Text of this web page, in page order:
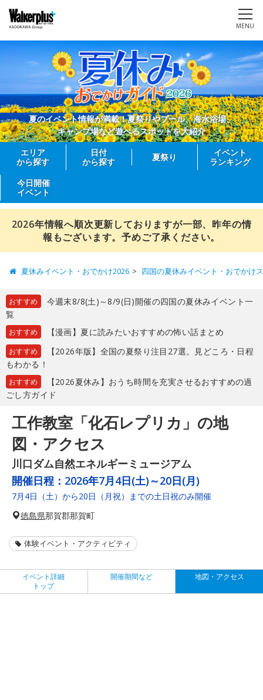
MENU
夏のイベント情報が満載！夏祭りやプール、海水浴場、
キャンプ場など遊べるスポットを大紹介
エリア
から探す
日付
から探す
夏祭り
イベント
ランキング
今日開催
イベント
2026年情報へ順次更新しておりますが一部、昨年の情
報もございます。予めご了承ください。
夏休みイベント・おでかけ2026 四国の夏休みイベント・おでかけ
おすすめ
今週末8/8(土)～8/9(日)開催の四国の夏休みイベント一
覧
おすすめ 【漫画】夏に読みたいおすすめの怖い話まとめ
おすすめ
【2026年版】全国の夏祭り注目27選。見どころ・日程
もわかる！
おすすめ
【2026夏休み】おうち時間を充実させるおすすめの過
ごし方ガイド
工作教室「化石レプリカ」の地
図・アクセス
川口ダム自然エネルギーミュージアム
開催日程： 2026年7月4日(土)～20日(月)
7月4日（土）から20日（月祝）までの土日祝のみ開催
徳島県那賀郡那賀町
体験イベント・アクティビティ
イベント詳細
トップ
開催期間など 地図・アクセス